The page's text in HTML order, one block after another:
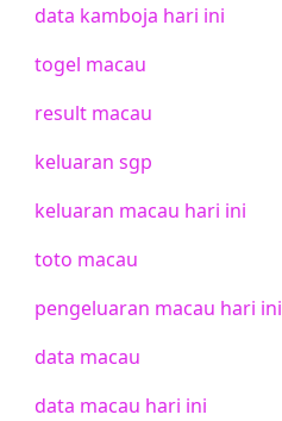
data kamboja hari ini
togel macau
result macau
keluaran sgp
keluaran macau hari ini
toto macau
pengeluaran macau hari ini
data macau
data macau hari ini